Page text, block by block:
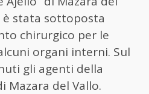
è stata sottoposta
chirurgico per le
organi interni. Sul
gli agenti della
Mazara del Vallo.